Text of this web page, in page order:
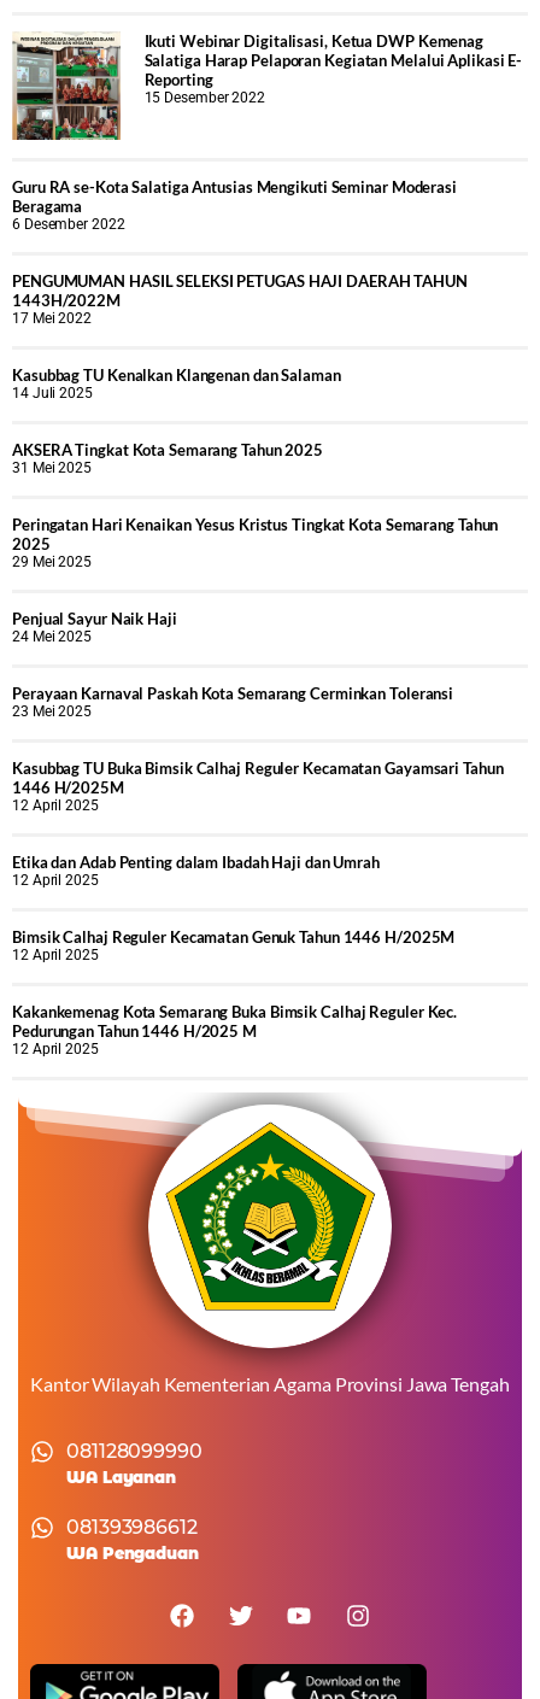
Ikuti Webinar Digitalisasi, Ketua DWP Kemenag
Salatiga Harap Pelaporan Kegiatan Melalui Aplikasi E-
Reporting
15 Desember 2022
Guru RA se-Kota Salatiga Antusias Mengikuti Seminar Moderasi
Beragama
6 Desember 2022
PENGUMUMAN HASIL SELEKSI PETUGAS HAJI DAERAH TAHUN
1443H/2022M
17 Mei 2022
Kasubbag TU Kenalkan Klangenan dan Salaman
14 Juli 2025
AKSERA Tingkat Kota Semarang Tahun 2025
31 Mei 2025
Peringatan Hari Kenaikan Yesus Kristus Tingkat Kota Semarang Tahun
2025
29 Mei 2025
Penjual Sayur Naik Haji
24 Mei 2025
Perayaan Karnaval Paskah Kota Semarang Cerminkan Toleransi
23 Mei 2025
Kasubbag TU Buka Bimsik Calhaj Reguler Kecamatan Gayamsari Tahun
1446 H/2025M
12 April 2025
Etika dan Adab Penting dalam Ibadah Haji dan Umrah
12 April 2025
Bimsik Calhaj Reguler Kecamatan Genuk Tahun 1446 H/2025M
12 April 2025
Kakankemenag Kota Semarang Buka Bimsik Calhaj Reguler Kec.
Pedurungan Tahun 1446 H/2025 M
12 April 2025
Kantor Wilayah Kementerian Agama Provinsi Jawa Tengah
081128099990
WA Layanan
081393986612
WA Pengaduan